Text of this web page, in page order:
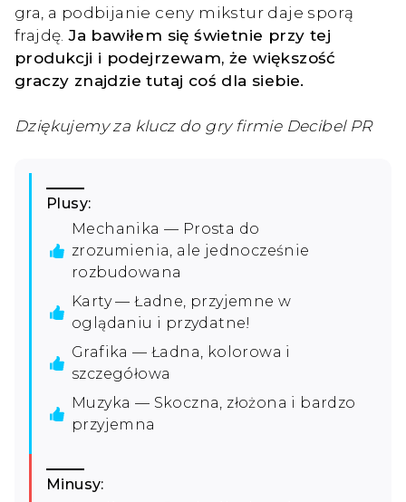
gra, a podbijanie ceny mikstur daje sporą
frajdę. Ja bawiłem się świetnie przy tej
produkcji i podejrzewam, że większość
graczy znajdzie tutaj coś dla siebie.
Dziękujemy za klucz do gry firmie Decibel PR
Plusy:
Mechanika — Prosta do
zrozumienia, ale jednocześnie
rozbudowana
Karty — Ładne, przyjemne w
oglądaniu i przydatne!
Grafika — Ładna, kolorowa i
szczegółowa
Muzyka — Skoczna, złożona i bardzo
przyjemna
Minusy: